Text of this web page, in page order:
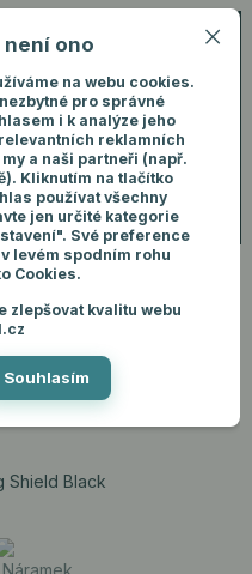
Menu
Přihlášení
Hledat
ks
Viking Shield Black
Black
není ono
na webu cookies.
pro správné
i k analýze jeho
reklamních
a naši partneři (např.
Kliknutím na tlačítko
používat všechny
jen určité kategorie
Své preference
levém spodním rohu
Cookies.
zlepšovat kvalitu webu
Souhlasím